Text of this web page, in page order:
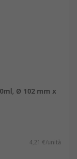
Ø 102 mm x
4,21 €/unità